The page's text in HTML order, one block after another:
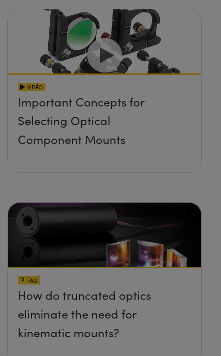
VIDÉO
Important Concepts for
Selecting Optical
Component Mounts
FAQ
How do truncated optics
eliminate the need for
kinematic mounts?